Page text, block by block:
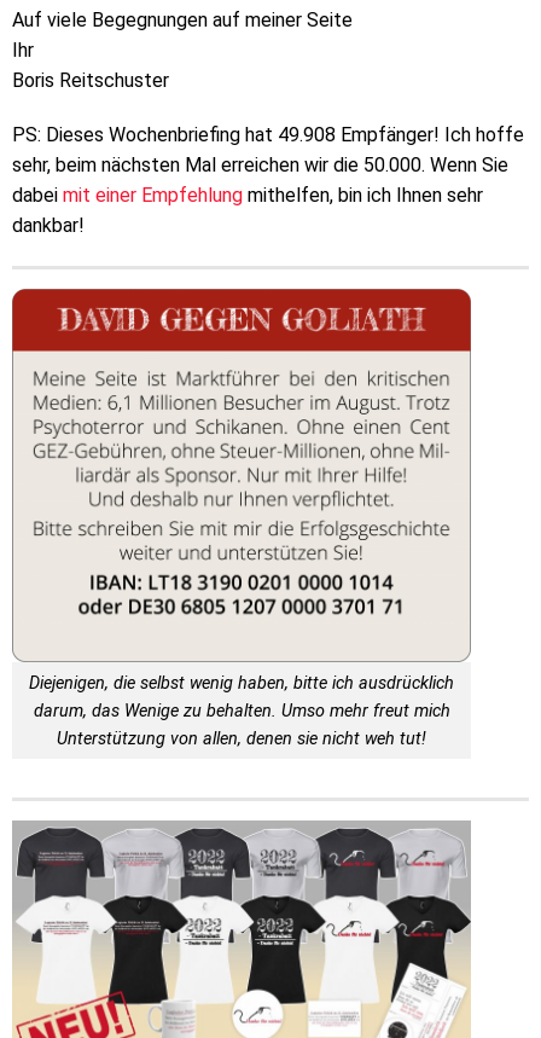
Auf viele Begegnungen auf meiner Seite
Ihr
Boris Reitschuster
PS: Dieses Wochenbriefing hat 49.908 Empfänger! Ich hoffe
sehr, beim nächsten Mal erreichen wir die 50.000. Wenn Sie
dabei mit einer Empfehlung mithelfen, bin ich Ihnen sehr
dankbar!
Diejenigen, die selbst wenig haben, bitte ich ausdrücklich
darum, das Wenige zu behalten. Umso mehr freut mich
Unterstützung von allen, denen sie nicht weh tut!